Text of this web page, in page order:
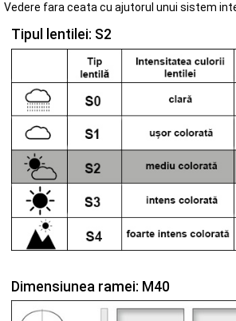
Vedere fara ceata cu ajutorul unui sistem
Tipul lentilei: S2
Dimensiunea ramei: M40